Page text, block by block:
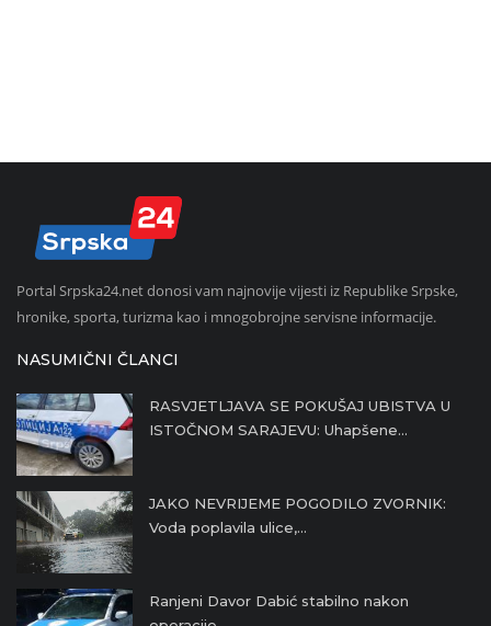
Portal Srpska24.net donosi vam najnovije vijesti iz Republike Srpske,
hronike, sporta, turizma kao i mnogobrojne servisne informacije.
NASUMIČNI ČLANCI
RASVJETLJAVA SE POKUŠAJ UBISTVA U
ISTOČNOM SARAJEVU: Uhapšene...
JAKO NEVRIJEME POGODILO ZVORNIK:
Voda poplavila ulice,...
Ranjeni Davor Dabić stabilno nakon